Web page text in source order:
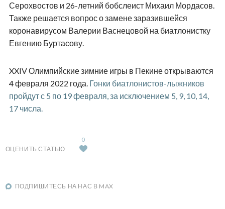
Серохвостов и 26-летний бобслеист Михаил Мордасов.
Также решается вопрос о замене заразившейся
коронавирусом Валерии Васнецовой на биатлонистку
Евгению Буртасову.
XXIV Олимпийские зимние игры в Пекине открываются
4 февраля 2022 года. Гонки биатлонистов-лыжников
пройдут с 5 по 19 февраля, за исключением 5, 9, 10, 14,
17 числа.
ОЦЕНИТЬ СТАТЬЮ
0
ПОДПИШИТЕСЬ НА НАС В MAX